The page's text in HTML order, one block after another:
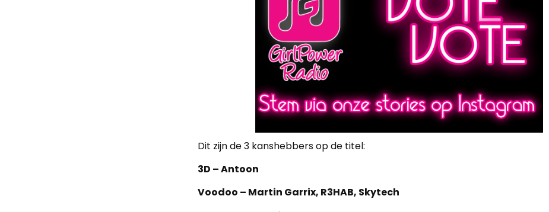
Dit zijn de 3 kanshebbers op de titel:
3D – Antoon
Voodoo – Martin Garrix, R3HAB, Skytech